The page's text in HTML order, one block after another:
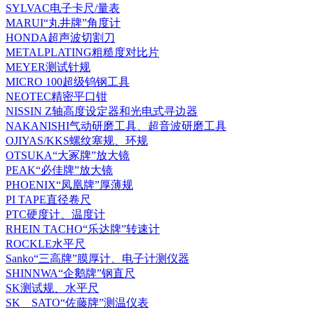
SYLVAC电子卡尺/量表
MARUI“丸井牌”角度计
HONDA超声波切割刀
METALPLATING粗糙度对比片
MEYER测试针规
MICRO 100超级钨钢工具
NEOTEC精密平口钳
NISSIN Z轴高度设定器和光电式寻边器
NAKANISHI气动研磨工具、超音波研磨工具
OJIYAS/KKS螺纹塞规、环规
OTSUKA“大冢牌”放大镜
PEAK“必佳牌”放大镜
PHOENIX“凤凰牌”厚薄规
PI TAPE直径卷尺
PTC硬度计、温度计
RHEIN TACHO“乐达牌”转速计
ROCKLE水平尺
Sanko“三高牌”膜厚计、电子计测仪器
SHINNWA“企鹅牌”钢直尺
SK测试规、水平尺
SK SATO“佐藤牌”测温仪表